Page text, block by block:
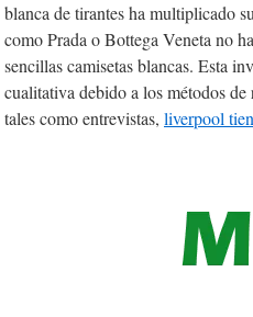
blanca de tirantes ha multiplicado
como Prada o Bottega Veneta no
sencillas camisetas blancas. Esta
cualitativa debido a los métodos
tales como entrevistas, liverpool